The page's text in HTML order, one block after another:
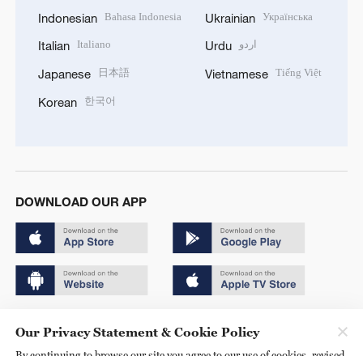
Indonesian Bahasa Indonesia
Italian Italiano
Japanese 日本語
Korean 한국어
Ukrainian Українська
Urdu اردو
Vietnamese Tiếng Việt
DOWNLOAD OUR APP
京ICP备20000184号
Our Privacy Statement & Cookie Policy